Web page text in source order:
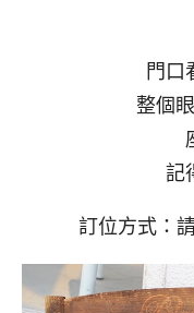
門口
整個
記
訂位方式：